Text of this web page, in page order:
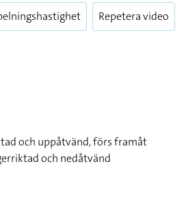
Repetera video
och uppåtvänd, förs framåt
och nedåtvänd